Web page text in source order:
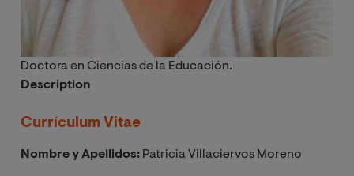
Doctora en Ciencias de la Educación.
Description
Currículum Vitae
Nombre y Apellidos: Patricia Villaciervos Moreno